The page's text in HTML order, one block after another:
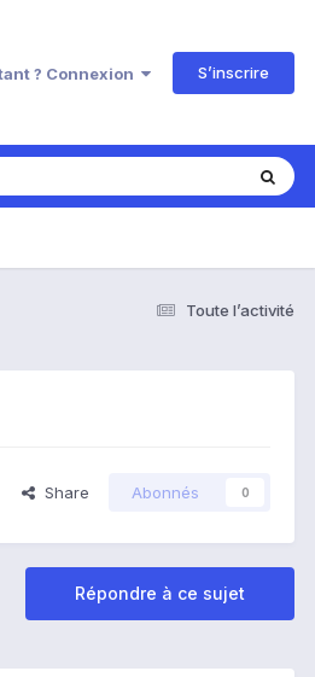
? Connexion S’inscrire
Toute l’activité
Share Abonnés 0
Répondre à ce sujet